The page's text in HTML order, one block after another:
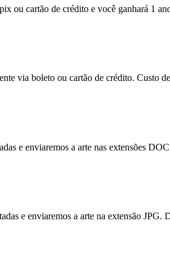
ou cartão de crédito e você ganhará 1
via boleto ou cartão de crédito. Custo
e enviaremos a arte nas extensões
e enviaremos a arte na extensão